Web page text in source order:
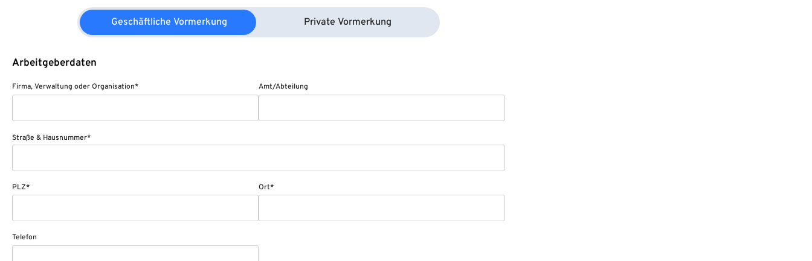
Geschäftliche Vormerkung Private Vormerkung
Arbeitgeberdaten
Firma, Verwaltung oder Organisation* Amt/Abteilung
Straße & Hausnummer*
PLZ* Ort*
Telefon